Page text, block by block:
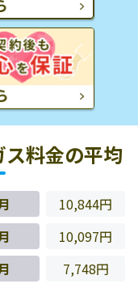
料金の平均
10,844円
10,097円
7,748円